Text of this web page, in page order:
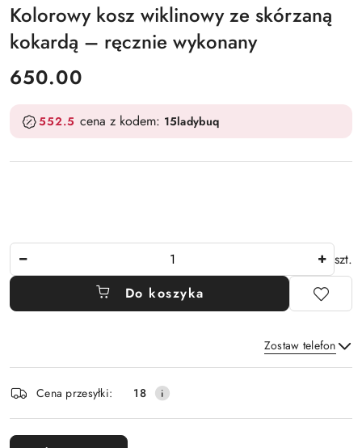
Kolorowy kosz wiklinowy ze skórzaną
kokardą – ręcznie wykonany
cena:
650.00
552.5 cena z kodem: 15ladybuq
szt.
Do koszyka
Zostaw telefon
Wyślij
i
dostawa
Cena przesyłki: 18